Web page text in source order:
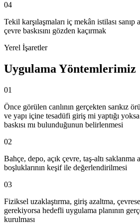
04
Tekil karşılaşmaları iç mekân istilası sanıp
çevre baskısını gözden kaçırmak
Yerel İşaretler
Uygulama Yöntemlerimiz
01
Önce görülen canlının gerçekten sarıkız
ve yapı içine tesadüfi giriş mi yaptığı
baskısı mı bulunduğunun belirlenmesi
02
Bahçe, depo, açık çevre, taş-altı saklanma
boşluklarının keşif ile değerlendirilmesi
03
Fiziksel uzaklaştırma, giriş azaltma,
gerekiyorsa hedefli uygulama planının
kurulması